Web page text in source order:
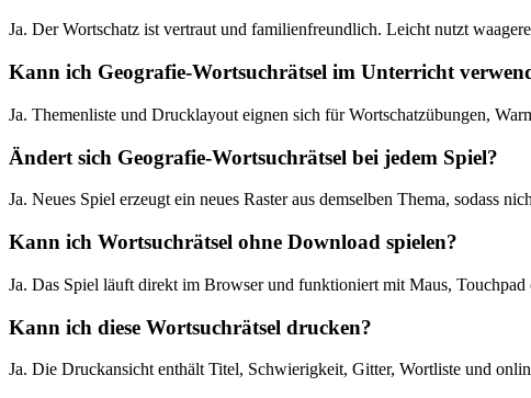
Ja. Der Wortschatz ist vertraut und familienfreundlich. Leicht nutzt
Kann ich Geografie-Wortsuchrätsel im Unterricht
Ja. Themenliste und Drucklayout eignen sich für Wortschatzübungen,
Ändert sich Geografie-Wortsuchrätsel bei jedem Spiel?
Ja. Neues Spiel erzeugt ein neues Raster aus demselben Thema, sodass
Kann ich Wortsuchrätsel ohne Download spielen?
Ja. Das Spiel läuft direkt im Browser und funktioniert mit Maus, Touchpad
Kann ich diese Wortsuchrätsel drucken?
Ja. Die Druckansicht enthält Titel, Schwierigkeit, Gitter, Wortliste und